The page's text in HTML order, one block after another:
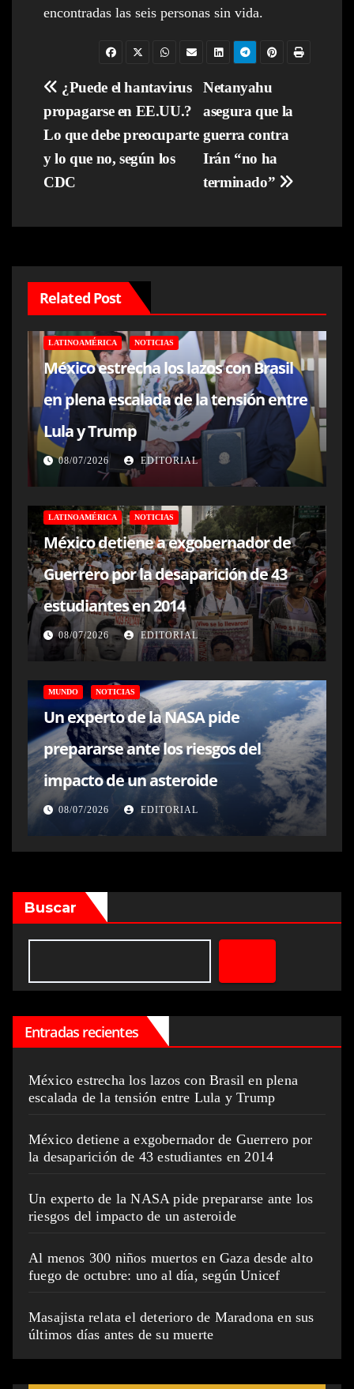
encontradas las seis personas sin vida.
Navegación
de
entradas
Netanyahu
asegura que la
guerra contra
Irán “no ha
terminado”
¿Puede el hantavirus
propagarse en EE.UU.?
Lo que debe preocuparte
y lo que no, según los
CDC
Related Post
LATINOAMÉRICA NOTICIAS
México estrecha los lazos con Brasil
en plena escalada de la tensión entre
Lula y Trump
08/07/2026 EDITORIAL
LATINOAMÉRICA NOTICIAS
México detiene a exgobernador de
Guerrero por la desaparición de 43
estudiantes en 2014
08/07/2026 EDITORIAL
MUNDO NOTICIAS
Un experto de la NASA pide
prepararse ante los riesgos del
impacto de un asteroide
08/07/2026 EDITORIAL
Buscar
Entradas recientes
México estrecha los lazos con Brasil en plena
escalada de la tensión entre Lula y Trump
México detiene a exgobernador de Guerrero por
la desaparición de 43 estudiantes en 2014
Un experto de la NASA pide prepararse ante los
riesgos del impacto de un asteroide
Al menos 300 niños muertos en Gaza desde alto
fuego de octubre: uno al día, según Unicef
Masajista relata el deterioro de Maradona en sus
últimos días antes de su muerte